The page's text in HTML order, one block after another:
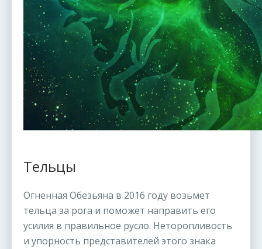
Тельцы
Огненная Обезьяна в 2016 году возьмет
тельца за рога и поможет направить его
усилия в правильное русло. Неторопливость
и упорность представителей этого знака